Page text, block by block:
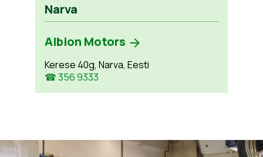
Narva
Albion Motors
Kerese 40g, Narva, Eesti
☎ 356 9333